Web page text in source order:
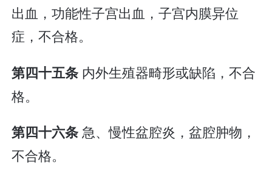
出血，功能性子宫出血，子宫内膜异位
症，不合格。
第四十五条 内外生殖器畸形或缺陷，不合
格。
第四十六条急、慢性盆腔炎，盆腔肿物，
不合格。